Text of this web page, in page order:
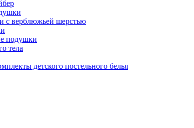
с верблюжьей шерстью
подушки
тела
детского постельного белья